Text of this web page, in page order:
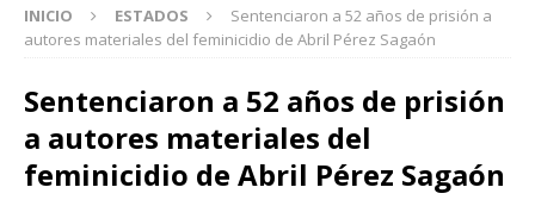
INICIO ESTADOS
Sentenciaron a 52 años de prisión a
autores materiales del feminicidio de Abril Pérez Sagaón
Sentenciaron a 52 años de prisión
a autores materiales del
feminicidio de Abril Pérez Sagaón